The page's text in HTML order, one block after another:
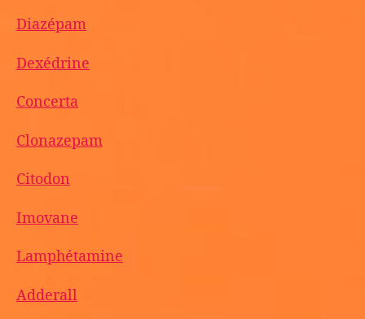
Diazépam
Dexédrine
Concerta
Clonazepam
Citodon
Imovane
Lamphétamine
Adderall